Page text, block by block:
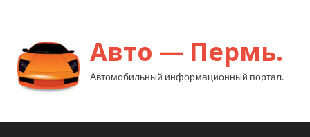
Авто — Пермь.
Автомобильный информационный портал.